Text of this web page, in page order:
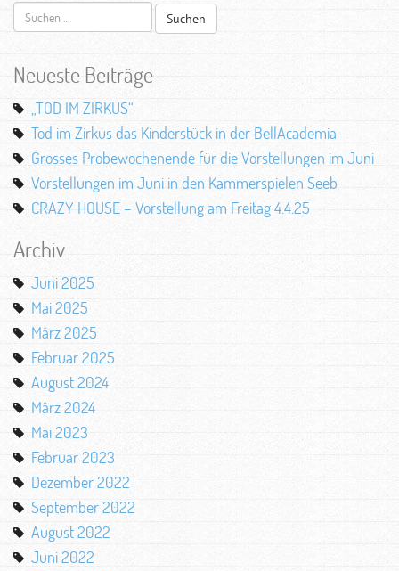
Suchen
nach:
Neueste Beiträge
„TOD IM ZIRKUS“
Tod im Zirkus das Kinderstück in der BellAcademia
Grosses Probewochenende für die Vorstellungen im Juni
Vorstellungen im Juni in den Kammerspielen Seeb
CRAZY HOUSE – Vorstellung am Freitag 4.4.25
Archiv
Juni 2025
Mai 2025
März 2025
Februar 2025
August 2024
März 2024
Mai 2023
Februar 2023
Dezember 2022
September 2022
August 2022
Juni 2022